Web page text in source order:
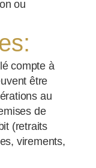
ou
compte à
être
au
de
(retraits
virements,